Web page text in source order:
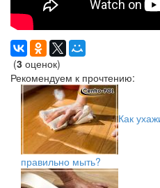
(3 оценок)
Рекомендуем к прочтению:
Как
правильно мыть?